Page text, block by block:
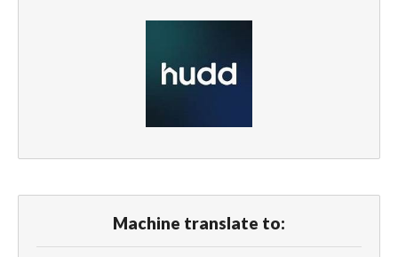
Machine translate to: